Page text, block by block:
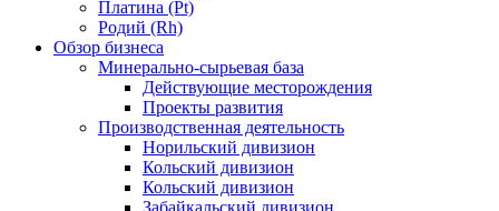
Платина (Pt)
Родий (Rh)
Обзор бизнеса
Минерально-сырьевая база
Действующие месторождения
Проекты развития
Производственная деятельность
Норильский дивизион
Кольский дивизион
Кольский дивизион
Забайкальский дивизион